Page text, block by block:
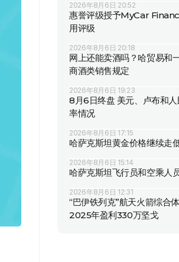
2026年8月6日 20:52
惠誉评级授予MyCar
用评级
2026年8月6日 20:18
网上还能卖酒吗？哈贸易和
商酒类销售规定
2026年8月6日 19:23
8月6日终盘 美元、卢布和
率情况
2026年8月6日 17:15
哈萨克斯坦黄金价格继续走
2026年8月6日 15:14
哈萨克斯坦飞行员和空乘人
2026年8月6日 12:31
“巴伊铁列克”航天火箭综合
2025年盈利330万坚戈